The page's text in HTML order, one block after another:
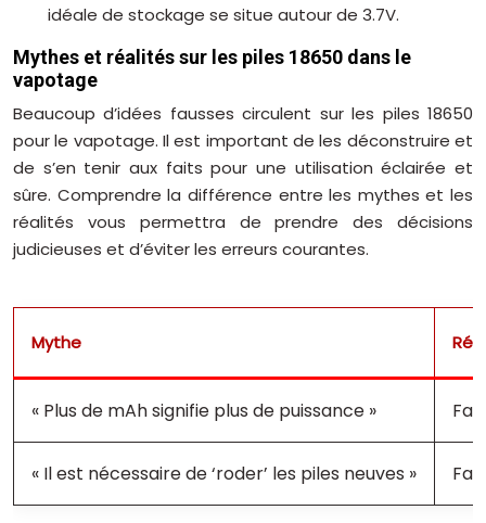
idéale de stockage se situe autour de 3.7V.
Mythes et réalités sur les piles 18650 dans le
vapotage
Beaucoup d’idées fausses circulent sur les piles 18650
pour le vapotage. Il est important de les déconstruire et
de s’en tenir aux faits pour une utilisation éclairée et
sûre. Comprendre la différence entre les mythes et les
réalités vous permettra de prendre des décisions
judicieuses et d’éviter les erreurs courantes.
Mythe
« Plus de mAh signifie plus de puissance »
« Il est nécessaire de ‘roder’ les piles neuves »